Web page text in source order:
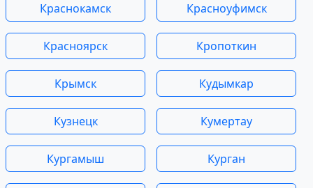
Краснокамск Красноуфимск
Красноярск Кропоткин
Крымск Кудымкар
Кузнецк Кумертау
Кургамыш Курган